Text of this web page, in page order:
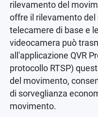
rilevamento del
offre il rilevamento
telecamere di base e
videocamera può
all'applicazione QVR
protocollo RTSP)
del movimento,
di sorveglianza
movimento.